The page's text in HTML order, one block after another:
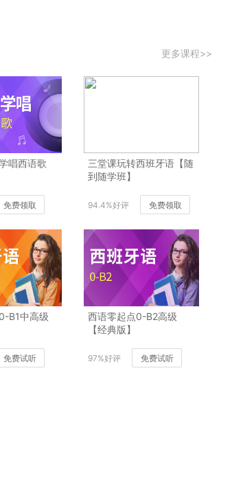
更多课程>>
唱西语歌
免费领取
三堂课玩转西班牙语【随
到随学班】
94.4%好评 免费领取
B1中高级
免费试听
西语零起点0-B2高级
【经典版】
97%好评 免费试听